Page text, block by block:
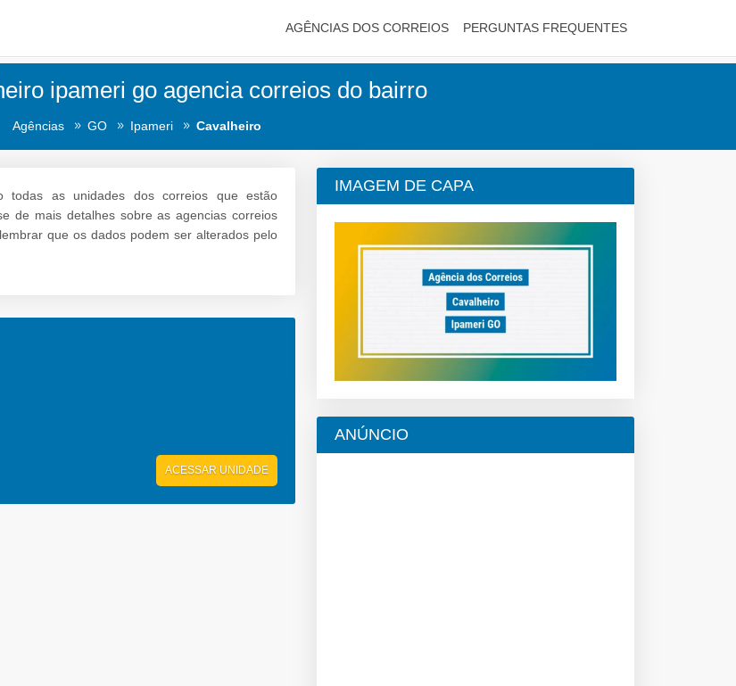
AGÊNCIAS DOS CORREIOS PERGUNTAS FREQUENTES
ipameri go agencia correios do bairro
Agências GO Ipameri Cavalheiro
todas as unidades dos correios que estão
de mais detalhes sobre as agencias correios
que os dados podem ser alterados pelo
ACESSAR UNIDADE
IMAGEM DE CAPA
ANÚNCIO